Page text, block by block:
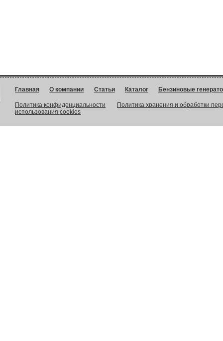
Главная О компании Статьи Каталог Бензиновые
Политика конфиденциальности
Политика хранения и обработки
использования cookies